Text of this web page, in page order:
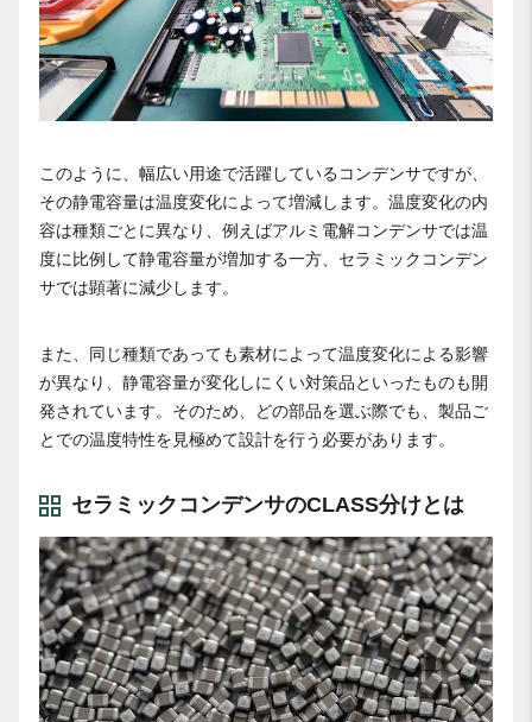
このように、幅広い用途で活躍しているコンデンサですが、
その静電容量は温度変化によって増減します。温度変化の内
容は種類ごとに異なり、例えばアルミ電解コンデンサでは温
度に比例して静電容量が増加する一方、セラミックコンデン
サでは顕著に減少します。
また、同じ種類であっても素材によって温度変化による影響
が異なり、静電容量が変化しにくい対策品といったものも開
発されています。そのため、どの部品を選ぶ際でも、製品ご
とでの温度特性を見極めて設計を行う必要があります。
セラミックコンデンサのCLASS分けとは